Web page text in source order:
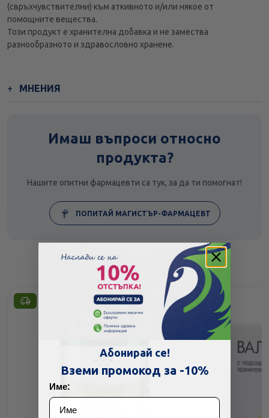
(свръхчувствителни) към аткивното и/или някое от
помощните вещества.
Този продукт е хранителна добавка и не замества
разнообразното и здравословно хранене.
МНЕНИЯ
Имаш въпроси относно
продукта?
Нашите опитни фармацевти са тук, за да ти помогнат!
ПОПИТАЙ МАГИСТЪР-ФАРМАЦЕВТ
Подобни продукти
Абонирай се!
Вземи промокод за -10%
Име: